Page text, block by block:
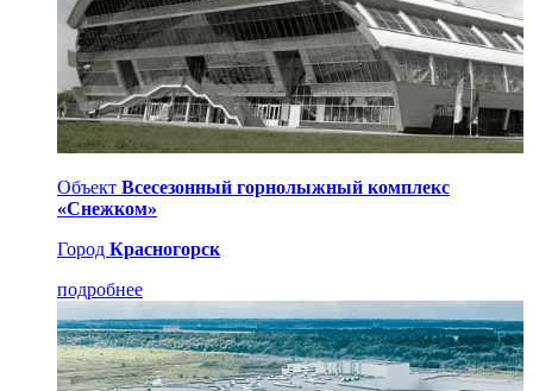
Объект Всесезонный горнолыжный комплекс
«Снежком»
Город Красногорск
подробнее